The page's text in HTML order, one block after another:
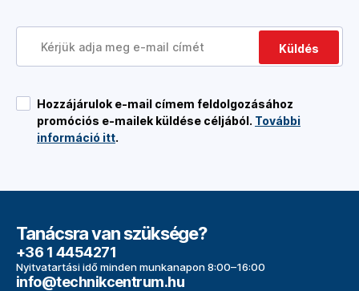
Küldés
Hozzájárulok e-mail címem feldolgozásához
promóciós e-mailek küldése céljából. További
információ itt.
Tanácsra van szüksége?
+36 1 4454271
Nyitvatartási idő minden munkanapon 8:00–16:00
info@technikcentrum.hu